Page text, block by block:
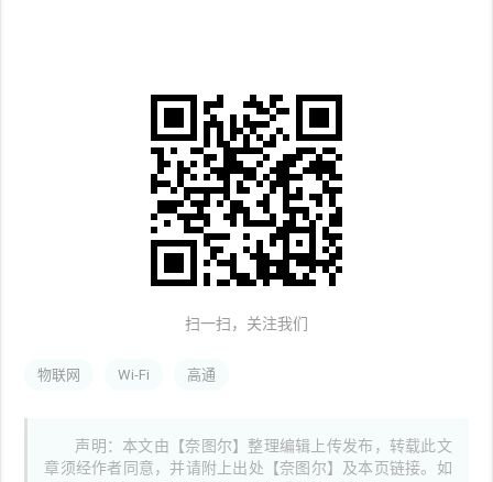
扫一扫，关注我们
物联网 Wi-Fi 高通
声明：本文由【奈图尔】整理编辑上传发布，转载此文
章须经作者同意，并请附上出处【奈图尔】及本页链接。如